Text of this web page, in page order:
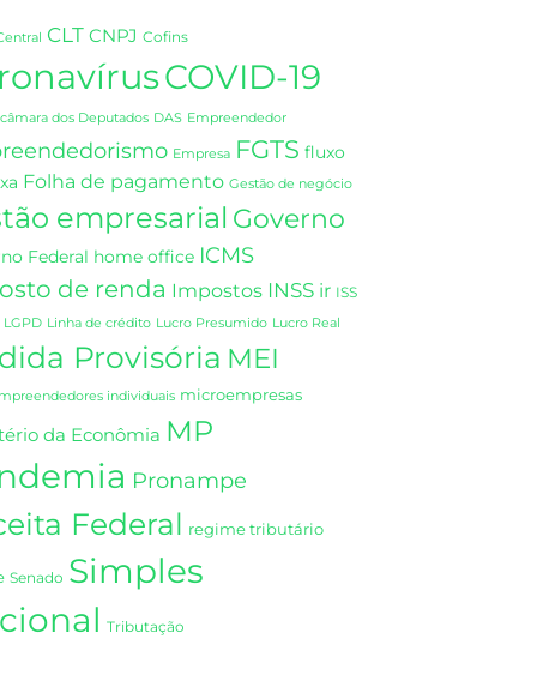
CLT CNPJ Cofins
COVID-19
câmara dos Deputados DAS Empreendedor
Empresa FGTS fluxo
Folha de pagamento Gestão de negócio
empresarial Governo
Federal home office ICMS
de renda Impostos INSS ir ISS
LGPD Linha de crédito Lucro Presumido Lucro Real
Provisória MEI
individuais microempresas
da Econômia MP
Pronampe
Federal regime tributário
Senado Simples
Tributação